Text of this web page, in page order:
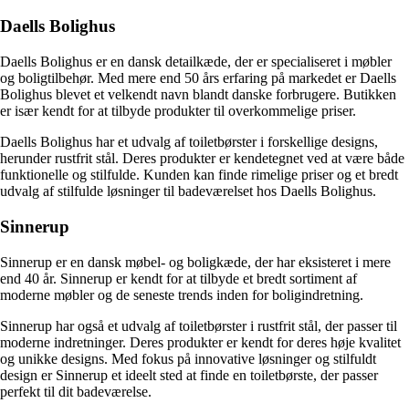
Daells Bolighus
Daells Bolighus er en dansk detailkæde, der er specialiseret i møbler
og boligtilbehør. Med mere end 50 års erfaring på markedet er Daells
Bolighus blevet et velkendt navn blandt danske forbrugere. Butikken
er især kendt for at tilbyde produkter til overkommelige priser.
Daells Bolighus har et udvalg af toiletbørster i forskellige designs,
herunder rustfrit stål. Deres produkter er kendetegnet ved at være både
funktionelle og stilfulde. Kunden kan finde rimelige priser og et bredt
udvalg af stilfulde løsninger til badeværelset hos Daells Bolighus.
Sinnerup
Sinnerup er en dansk møbel- og boligkæde, der har eksisteret i mere
end 40 år. Sinnerup er kendt for at tilbyde et bredt sortiment af
moderne møbler og de seneste trends inden for boligindretning.
Sinnerup har også et udvalg af toiletbørster i rustfrit stål, der passer til
moderne indretninger. Deres produkter er kendt for deres høje kvalitet
og unikke designs. Med fokus på innovative løsninger og stilfuldt
design er Sinnerup et ideelt sted at finde en toiletbørste, der passer
perfekt til dit badeværelse.